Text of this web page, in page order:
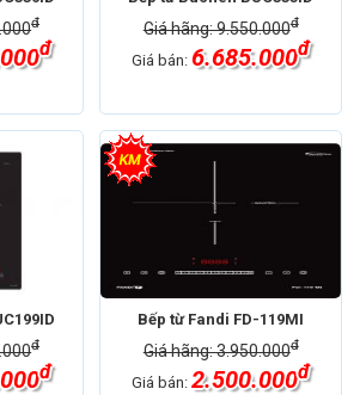
đ
đ
Giá hãng: 9.550.000đ
Giá bán:6.685.000đ
đ
đ
Bếp từ Fandi FD-119MI
Giá hãng: 3.950.000đ
Giá bán:2.500.000đ